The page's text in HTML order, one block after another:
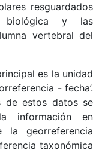
resguardados
biológica y las
vertebral del
es la unidad
- fecha’.
de estos datos se
información en
la georreferencia
taxonómica